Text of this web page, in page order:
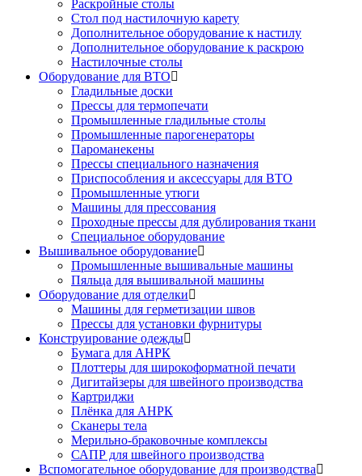
Раскройные столы
Стол под настилочную карету
Дополнительное оборудование к настилу
Дополнительное оборудование к раскрою
Настилочные столы
Оборудование для ВТО
Гладильные доски
Прессы для термопечати
Промышленные гладильные столы
Промышленные парогенераторы
Пароманекены
Прессы специального назначения
Приспособления и аксессуары для ВТО
Промышленные утюги
Машины для прессования
Проходные прессы для дублирования ткани
Специальное оборудование
Вышивальное оборудование
Промышленные вышивальные машины
Пяльца для вышивальной машины
Оборудование для отделки
Машины для герметизации швов
Прессы для установки фурнитуры
Конструирование одежды
Бумага для АНРК
Плоттеры для широкоформатной печати
Дигитайзеры для швейного производства
Картриджи
Плёнка для АНРК
Сканеры тела
Мерильно-браковочные комплексы
САПР для швейного производства
Вспомогательное оборудование для производства